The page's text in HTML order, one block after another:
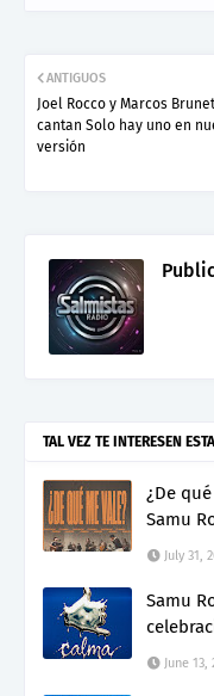
ANTIGUOS
Joel Rocco y Marcos Brunet
cantan Solo hay uno en
versión
TAL VEZ TE INTERESEN
¿De
Samu
July 31,
Samu
June 13,